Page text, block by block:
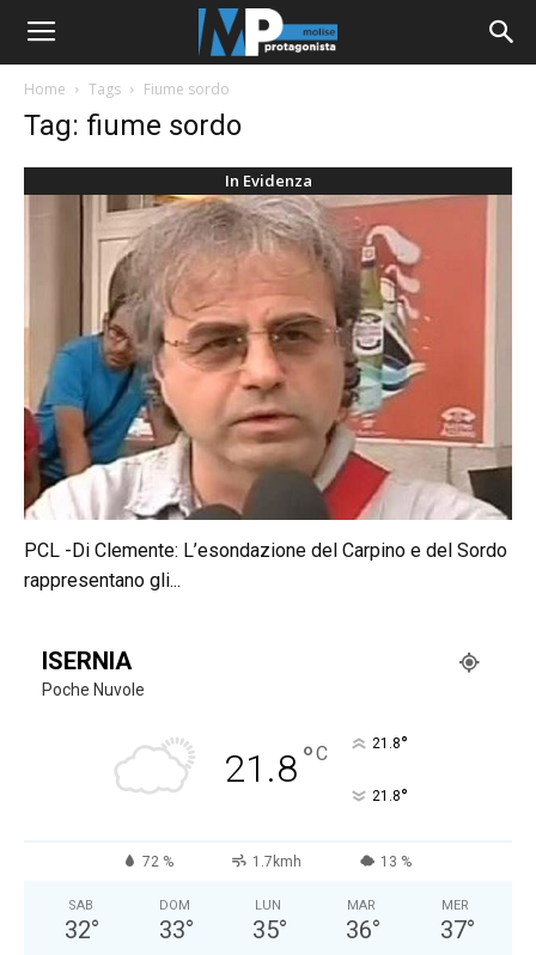
Home Tags Fiume sordo
Tag: fiume sordo
In Evidenza
PCL -Di Clemente: L’esondazione del Carpino e del Sordo
rappresentano gli...
ISERNIA
Poche Nuvole
21.8°C 21.8°
21.8°
72 % 1.7kmh 13 %
SAB
32°
DOM
33°
LUN
35°
MAR
36°
MER
37°